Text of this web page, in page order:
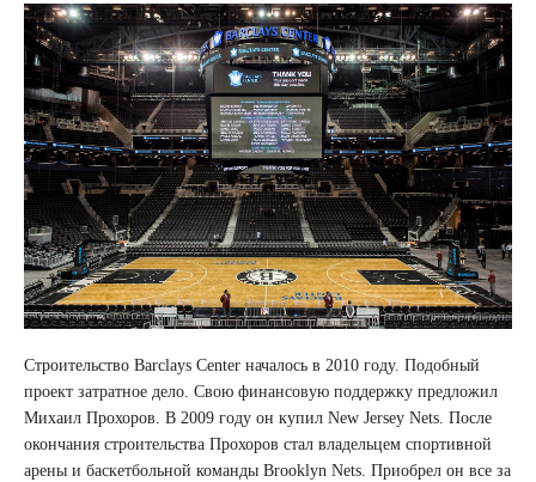
Строительство Barclays Center началось в 2010 году. Подобный
проект затратное дело. Свою финансовую поддержку предложил
Михаил Прохоров. В 2009 году он купил New Jersey Nets. После
окончания строительства Прохоров стал владельцем спортивной
арены и баскетбольной команды Brooklyn Nets. Приобрел он все за